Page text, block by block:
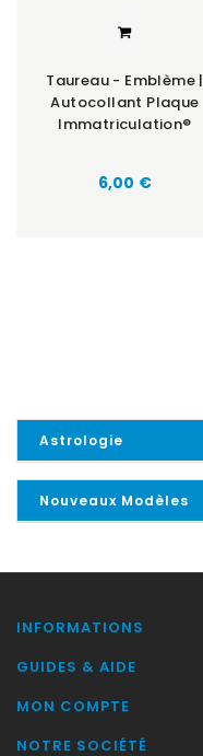
Taureau - Emblème |
Autocollant Plaque
Immatriculation®
6,00 €
Astrologie
Nouveaux Modèles
INFORMATIONS
GUIDES & AIDE
MON COMPTE
NOTRE SOCIÉTÉ